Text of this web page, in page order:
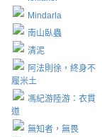
Mindarla
南山臥蟲
清泥
阿法則徐，終身不
履米土
馮紀游陸游：衣貫
道
無知者，無畏